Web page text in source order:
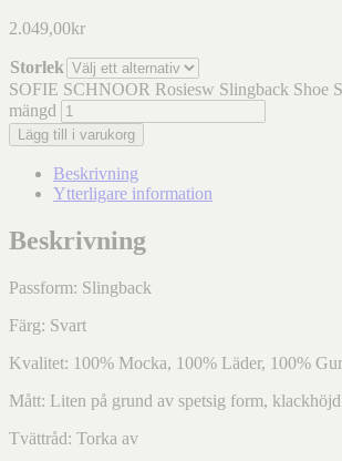
2.049,00kr
Storlek
SOFIE SCHNOOR Rosiesw Slingback Shoe
mängd
Lägg till i varukorg
Beskrivning
Ytterligare information
Beskrivning
Passform: Slingback
Färg: Svart
Kvalitet: 100% Mocka, 100% Läder, 100%
Mått: Liten på grund av spetsig form,
Tvättråd: Torka av